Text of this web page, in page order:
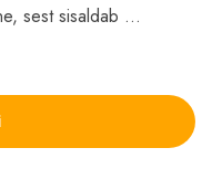
sest sisaldab …